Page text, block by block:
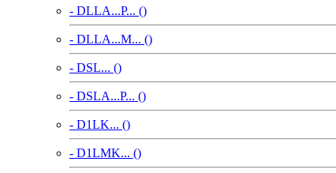
- DLLA...P... ()
- DLLA...M... ()
- DSL... ()
- DSLA...P... ()
- D1LK... ()
- D1LMK... ()